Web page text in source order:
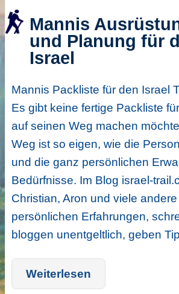
Mannis
und Planung für
Israel
Mannis Packliste für den Israel
Es gibt keine fertige Packliste
auf seinen Weg machen
Weg ist so eigen, wie die
und die ganz persönlichen
Bedürfnisse. Im Blog israel-
Christian, Aron und viele
persönlichen Erfahrungen,
bloggen unentgeltlich, geben
Weiterlesen